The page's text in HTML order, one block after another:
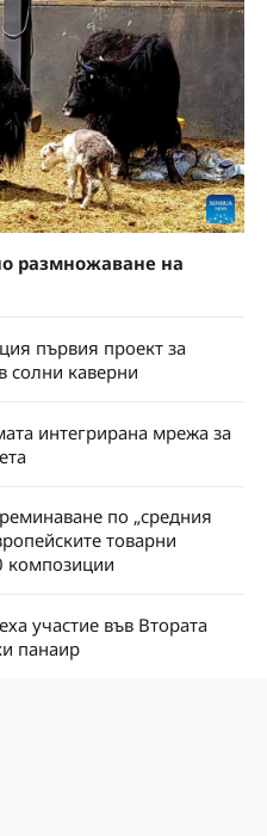
размножаване на
първия проект за
солни каверни
интегрирана мрежа за
по „средния
товарни
композиции
участие във Втората
панаир